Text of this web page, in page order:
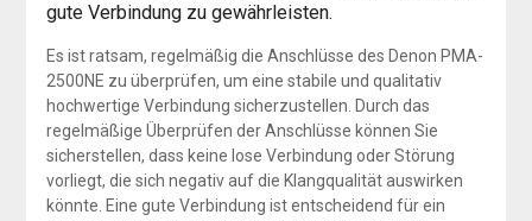
gute Verbindung zu gewährleisten.
Es ist ratsam, regelmäßig die Anschlüsse des Denon PMA-
2500NE zu überprüfen, um eine stabile und qualitativ
hochwertige Verbindung sicherzustellen. Durch das
regelmäßige Überprüfen der Anschlüsse können Sie
sicherstellen, dass keine lose Verbindung oder Störung
vorliegt, die sich negativ auf die Klangqualität auswirken
könnte. Eine gute Verbindung ist entscheidend für ein